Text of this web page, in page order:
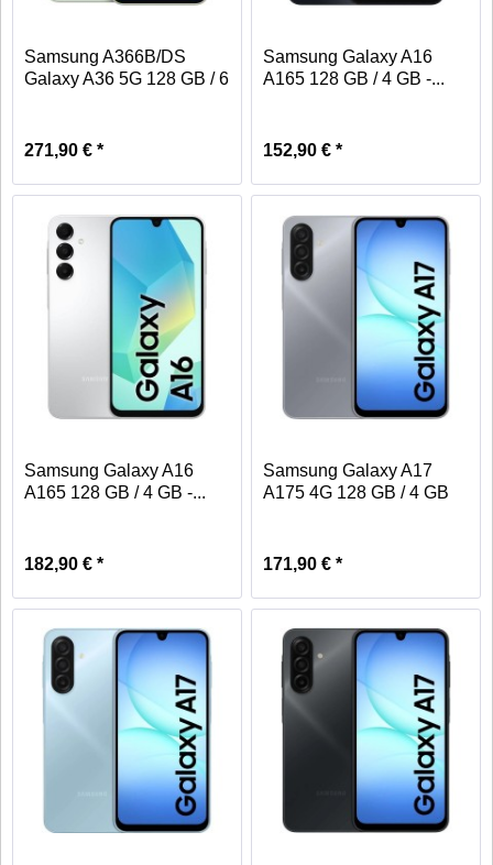
Samsung A366B/DS
Galaxy A36 5G 128 GB / 6
271,90 € *
Samsung Galaxy A16
A165 128 GB / 4 GB -...
152,90 € *
Samsung Galaxy A16
A165 128 GB / 4 GB -...
182,90 € *
Samsung Galaxy A17
A175 4G 128 GB / 4 GB
171,90 € *